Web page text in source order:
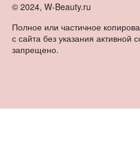
© 2024, W-Beauty.ru
Полное или частичное
с сайта без указания активной
запрещено.